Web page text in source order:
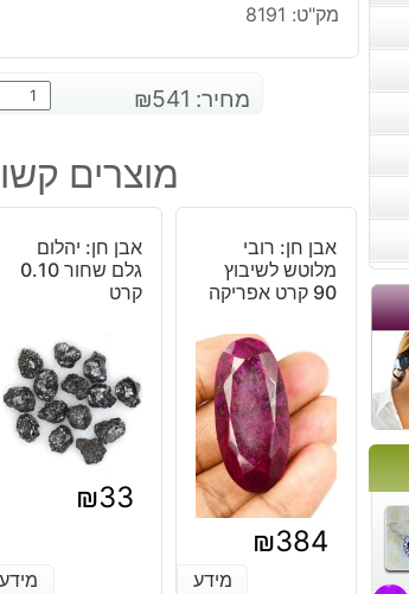
מק"ט: 8191
מחיר: ₪541
כמות
של
חן:
רובי
לשיבוץ
מוצרים
אבן חן: רובי
מלוטש לשיבוץ
90 קרט אפריקה
₪384
מידע
מידע
אבן חן: יהלום
גלם שחור 0.10
קרט
₪33
מידע
מידע